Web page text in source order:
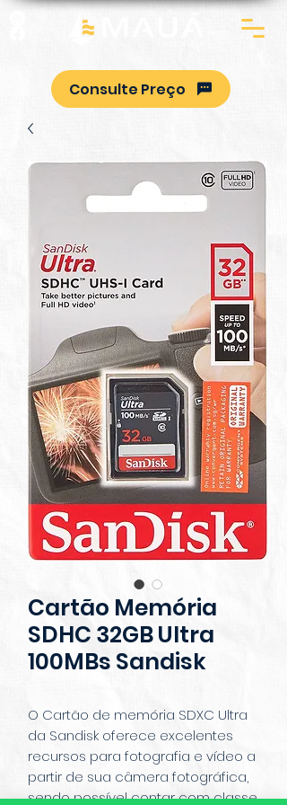
Consulte Preço
Cartão Memória
SDHC 32GB Ultra
100MBs Sandisk
O Cartão de memória SDXC Ultra
da Sandisk oferece excelentes
recursos para fotografia e vídeo a
partir de sua câmera fotográfica,
sendo possível contar com classe